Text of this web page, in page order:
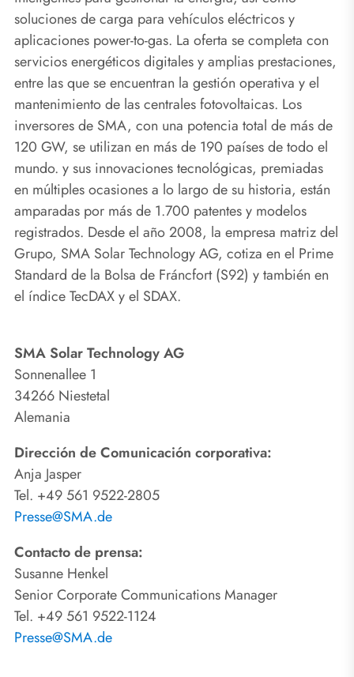
soluciones de carga para vehículos eléctricos y
aplicaciones power-to-gas. La oferta se completa con
servicios energéticos digitales y amplias prestaciones,
entre las que se encuentran la gestión operativa y el
mantenimiento de las centrales fotovoltaicas. Los
inversores de SMA, con una potencia total de más de
120 GW, se utilizan en más de 190 países de todo el
mundo. y sus innovaciones tecnológicas, premiadas
en múltiples ocasiones a lo largo de su historia, están
amparadas por más de 1.700 patentes y modelos
registrados. Desde el año 2008, la empresa matriz del
Grupo, SMA Solar Technology AG, cotiza en el Prime
Standard de la Bolsa de Fráncfort (S92) y también en
el índice TecDAX y el SDAX.
SMA Solar Technology AG
Sonnenallee 1
34266 Niestetal
Alemania
Dirección de Comunicación corporativa:
Anja Jasper
Tel. +49 561 9522-2805
Presse@SMA.de
Contacto de prensa:
Susanne Henkel
Senior Corporate Communications Manager
Tel. +49 561 9522-1124
Presse@SMA.de